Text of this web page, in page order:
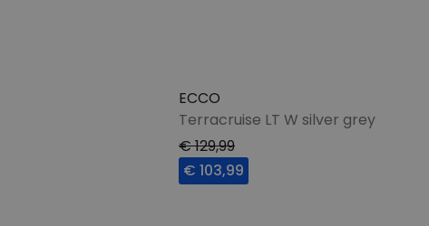
ECCO
Terracruise LT W silver grey
€ 129,99
€ 103,99